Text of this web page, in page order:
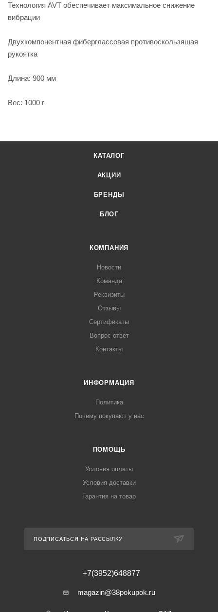
Технология AVT обеспечивает максимальное снижение
вибрации
Двухкомпонентная фиберглассовая противоскользящая
рукоятка
Длина: 900 мм
Вес: 1000 г
КАТАЛОГ
АКЦИИ
БРЕНДЫ
БЛОГ
КОМПАНИЯ
Новости
Команда
Реквизиты
Отзывы
Сертификаты
Вопрос-ответ
Контакты
ИНФОРМАЦИЯ
Политика
Почему покупают у нас
ПОМОЩЬ
Условия оплаты
Условия доставки
Гарантия на товар
ПОДПИСАТЬСЯ НА РАССЫЛКУ
+7(3952)648877
magazin@38pokupok.ru